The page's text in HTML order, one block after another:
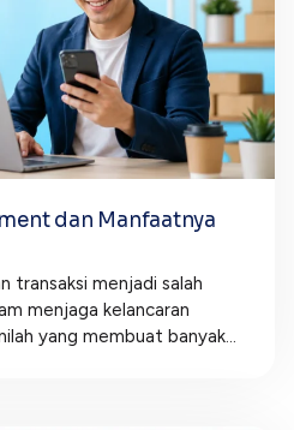
dan Manfaatnya
transaksi menjadi salah
menjaga kelancaran
yang membuat banyak...